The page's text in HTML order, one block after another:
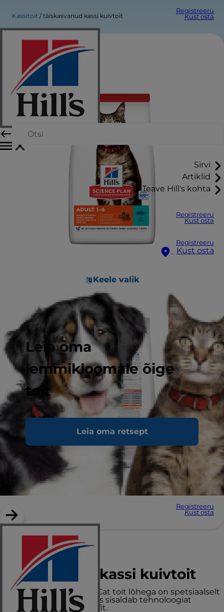
Registreeru
Kust osta
Sirvi
Artiklid
Teave Hill's kohta
Registreeru
Kust osta
Registreeru
Kust osta
Keele valik
Leia oma
lemmikloomale õige
toit
Leia oma retsept
Registreeru
Kust osta
Kassitoit täiskasvanud kassi kuivtoit
Hill's Science Plan
täiskasvanud kassi kuivtoit
Hill’s Science Plan Adult Cat toit lõhega on spetsiaalselt
välja töötatud täistoit, mis sisaldab tehnoloogiat
ActivBiome+ Multi-Benefit.